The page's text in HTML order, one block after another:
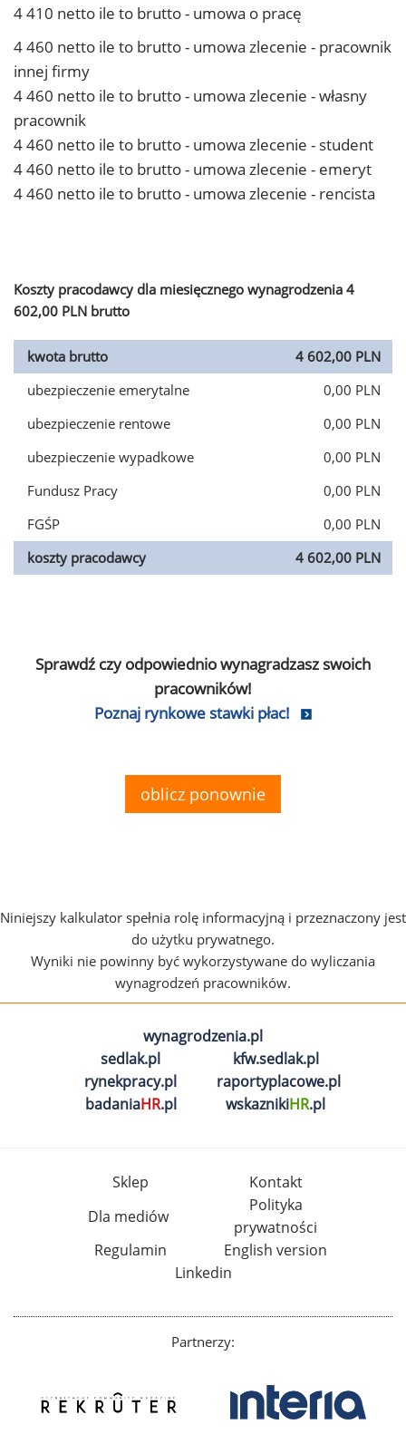
4 410 netto ile to brutto - umowa o pracę
4 460 netto ile to brutto - umowa zlecenie - pracownik
innej firmy
4 460 netto ile to brutto - umowa zlecenie - własny
pracownik
4 460 netto ile to brutto - umowa zlecenie - student
4 460 netto ile to brutto - umowa zlecenie - emeryt
4 460 netto ile to brutto - umowa zlecenie - rencista
Koszty pracodawcy dla miesięcznego wynagrodzenia 4
602,00 PLN brutto
kwota brutto
4 602,00 PLN
ubezpieczenie emerytalne
0,00 PLN
ubezpieczenie rentowe
0,00 PLN
ubezpieczenie wypadkowe
0,00 PLN
Fundusz Pracy
0,00 PLN
FGŚP
0,00 PLN
koszty pracodawcy
4 602,00 PLN
Sprawdź czy odpowiednio wynagradzasz swoich
pracowników!
Poznaj rynkowe stawki płac!
oblicz ponownie
Niniejszy kalkulator spełnia rolę informacyjną i przeznaczony jest
do użytku prywatnego.
Wyniki nie powinny być wykorzystywane do wyliczania
wynagrodzeń pracowników.
wynagrodzenia.pl
sedlak.pl
kfw.sedlak.pl
rynekpracy.pl
raportyplacowe.pl
badaniaHR.pl wskaznikiHR.pl
Sklep
Kontakt
Dla mediów
Polityka
prywatności
Regulamin
English version
Linkedin
Partnerzy: